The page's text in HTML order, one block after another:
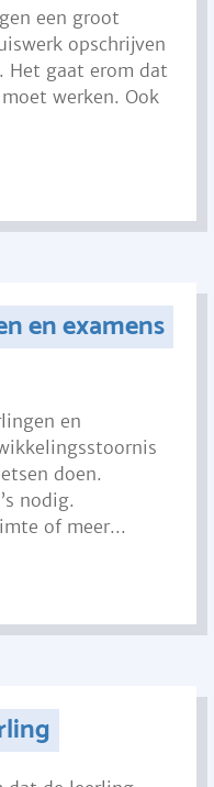
een groot
opschrijven
Het gaat erom dat
werken. Ook
en examens
en
doen.
nodig.
of meer...